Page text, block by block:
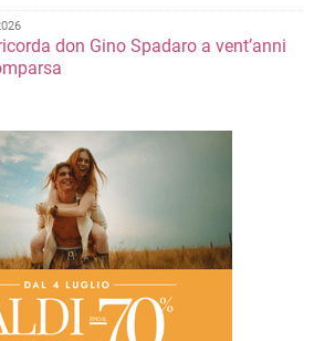
don Gino Spadaro a vent’anni